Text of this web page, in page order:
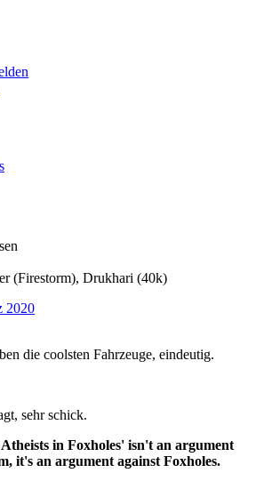
(Firestorm), Drukhari (40k)
2020
die coolsten Fahrzeuge, eindeutig.
sehr schick.
in Foxholes' isn't an argument
it's an argument against Foxholes.